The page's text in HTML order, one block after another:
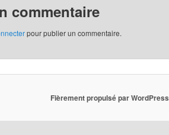
commentaire
pour publier un commentaire.
Fièrement propulsé par WordPress